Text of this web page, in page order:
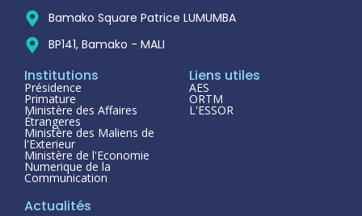
Bamako Square Patrice LUMUMBA
BP141, Bamako - MALI
Institutions
Présidence
Primature
Ministère des Affaires
Étrangeres
Ministère des Maliens de
l'Exterieur
Ministère de l'Economie
Numerique de la
Communication
Liens utiles
AES
ORTM
L'ESSOR
Actualités